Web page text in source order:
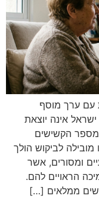
עם ערך מוסף
אינה יוצאת
מספר הקשישים
מובילה לביקוש הולך
ומסורים, אשר
הראויים להם.
ממלאים […]